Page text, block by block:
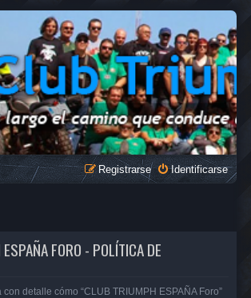
Identificarse
Registrarse
FORO - POLÍTICA DE
detalle cómo “CLUB TRIUMPH ESPAÑA Foro”